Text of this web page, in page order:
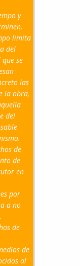
y
limita
del
se
las
la obra,
del
de
de
en
por
a no
de
de
al